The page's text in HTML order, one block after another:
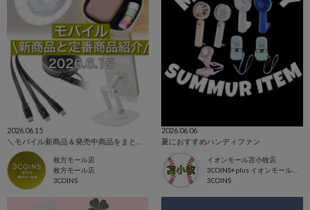
2026.06.15
枚方モール店
枚方モール店
3COINS
2026.06.06
夏におすすめハンディファン
イオンモール苫小牧店
3COINS